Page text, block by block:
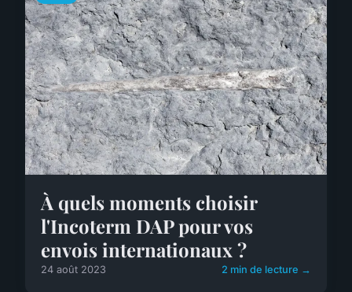
À quels moments choisir
l'Incoterm DAP pour vos
envois internationaux ?
24 août 2023 2 min de lecture →